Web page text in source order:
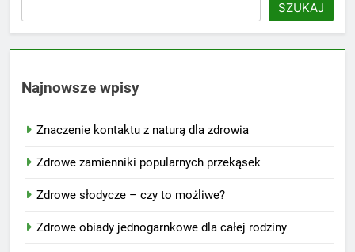
SZUKAJ
Najnowsze wpisy
Znaczenie kontaktu z naturą dla zdrowia
Zdrowe zamienniki popularnych przekąsek
Zdrowe słodycze – czy to możliwe?
Zdrowe obiady jednogarnkowe dla całej rodziny